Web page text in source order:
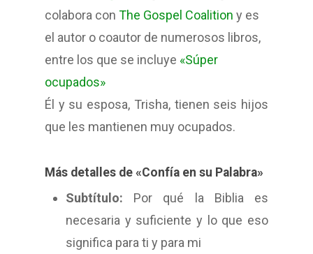
colabora con The Gospel Coalition y es
el autor o coautor de numerosos libros,
entre los que se incluye «Súper
ocupados»
Él y su esposa, Trisha, tienen seis hijos
que les mantienen muy ocupados.
Más detalles de «Confía en su Palabra»
Subtítulo: Por qué la Biblia es
necesaria y suficiente y lo que eso
significa para ti y para mi